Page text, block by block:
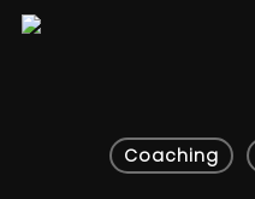
Hit enter to
Coaching